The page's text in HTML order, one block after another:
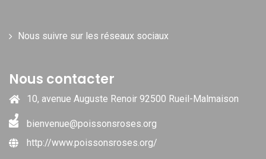
Nous suivre sur les réseaux sociaux
Nous contacter
10, avenue Auguste Renoir 92500 Rueil-Malmaison
bienvenue@poissonsroses.org
http://www.poissonsroses.org/